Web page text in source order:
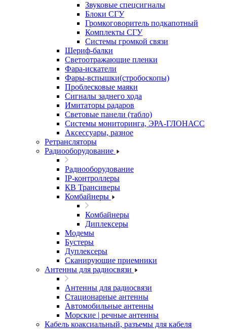
Звуковые спецсигналы
Блоки СГУ
Громкоговоритель подкапотный
Комплекты СГУ
Системы громкой связи
Шериф-балки
Светоотражающие пленки
Фара-искатели
Фары-вспышки(стробоскопы)
Проблесковые маяки
Сигналы заднего хода
Имитаторы радаров
Световые панели (табло)
Системы мониторинга, ЭРА-ГЛОНАСС
Аксессуары, разное
Ретрансляторы
Радиооборудование
Радиооборудование
IP-контроллеры
КВ Трансиверы
Комбайнеры
Комбайнеры
Диплексеры
Модемы
Бустеры
Дуплексеры
Сканирующие приемники
Антенны для радиосвязи
Антенны для радиосвязи
Стационарные антенны
Автомобильные антенны
Морские | речные антенны
Кабель коаксиальный, разъемы для кабеля